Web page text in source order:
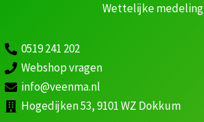
Wettelijke medeling
0519 241 202
Webshop vragen
info@veenma.nl
Hogedijken 53, 9101 WZ Dokkum